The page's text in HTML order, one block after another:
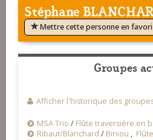
Stéphane
Mettre cette personne en favori
Groupes
Afficher l'historique des
MSA Trio / Flûte traversière en
Ribaut/Blanchard / Biniou ,